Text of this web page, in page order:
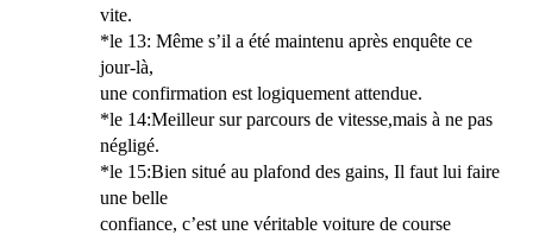
vite.
*le 13: Même s’il a été maintenu après enquête ce
jour-là,
une confirmation est logiquement attendue.
*le 14:Meilleur sur parcours de vitesse,mais à ne pas
négligé.
*le 15:Bien situé au plafond des gains, Il faut lui faire
une belle
confiance, c’est une véritable voiture de course